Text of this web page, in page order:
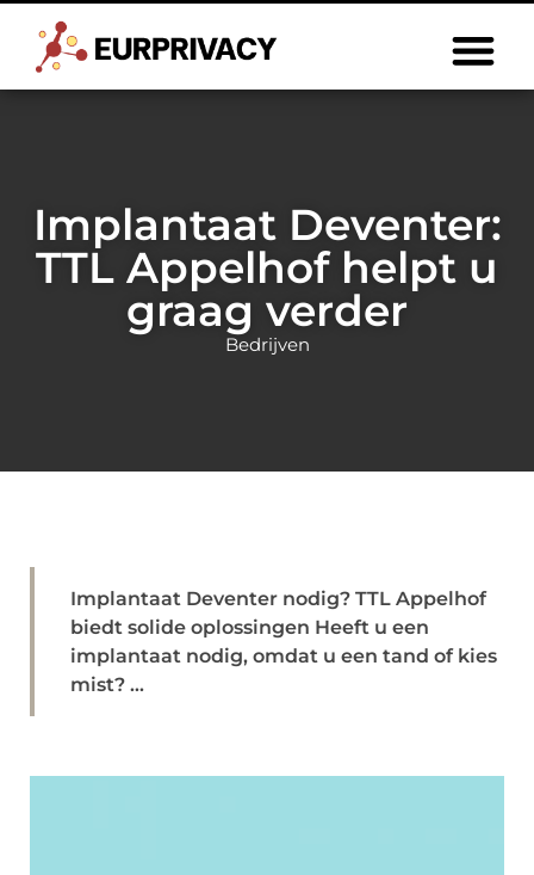
Implantaat Deventer:
TTL Appelhof helpt u
graag verder
Bedrijven
Implantaat Deventer nodig? TTL Appelhof
biedt solide oplossingen Heeft u een
implantaat nodig, omdat u een tand of kies
mist? ...